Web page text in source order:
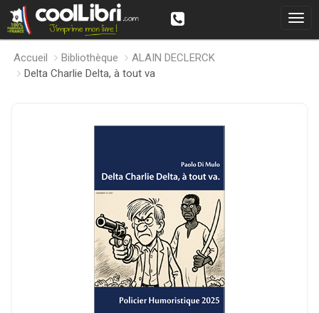
Accueil Bibliothèque
ALAIN DECLERCK
Delta Charlie Delta, à tout va